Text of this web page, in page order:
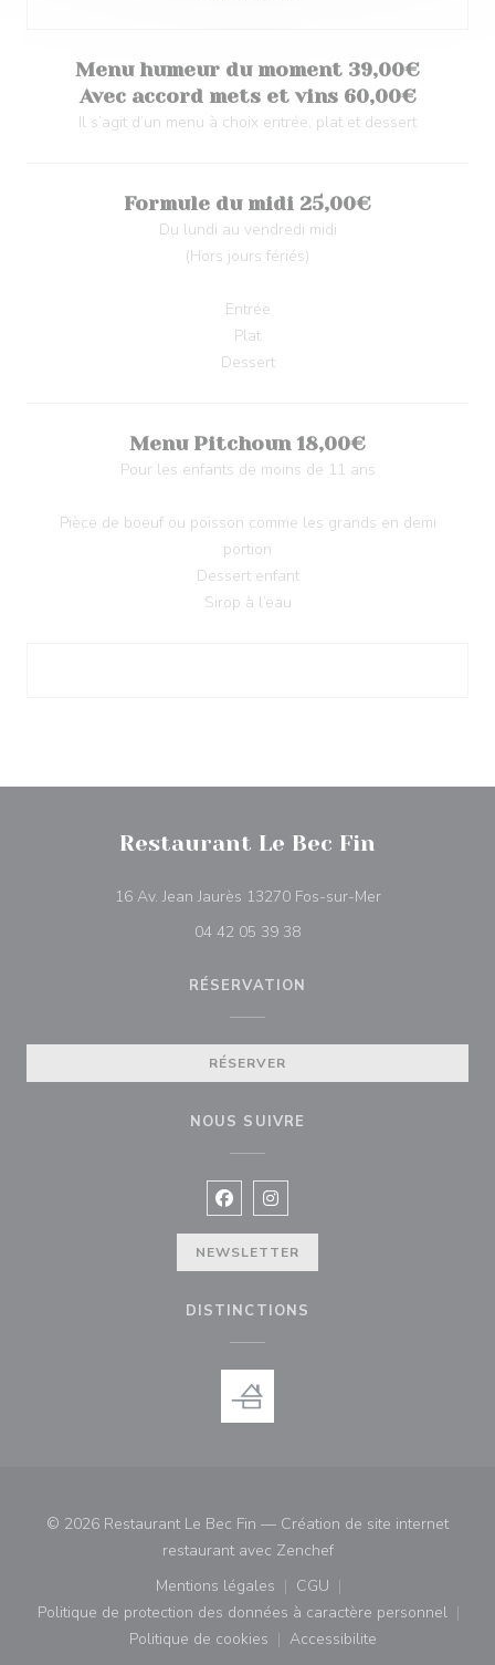
Menu humeur du moment 39,00€
Avec accord mets et vins 60,00€
Il s’agit d’un menu à choix entrée, plat et dessert
Formule du midi 25,00€
Du lundi au vendredi midi
(Hors jours fériés)
Entrée
Plat
Dessert
Menu Pitchoun 18,00€
Pour les enfants de moins de 11 ans
Pièce de boeuf ou poisson comme les grands en demi
portion
Dessert enfant
Sirop à l’eau
Restaurant Le Bec Fin
16 Av. Jean Jaurès 13270 Fos-sur-Mer((ouvre une
04 42 05 39 38
RÉSERVATION
RÉSERVER
NOUS SUIVRE
Facebook ((ouvre une nouvelle
Instagram ((ouvre une
NEWSLETTER
DISTINCTIONS
© 2026 Restaurant Le Bec Fin — Création de site internet
restaurant avec Zenchef((ouvre une nouvelle
Mentions légales
((ouvre une nouvelle fenêtre))
CGU
((ouvre une nouvelle
Politique de protection des données à caractère personnel
((ouvre une nouvelle fenêtre))
Politique de cookies
((ouvre une nouvelle fenêtre))
Accessibilite
((ouvre une nouvelle